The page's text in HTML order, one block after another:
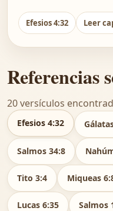
Efesios 4:32 Leer
Referencias
20 versículos
Efesios 4:32
Salmos 34:8
Tito 3:4 Miqueas
Lucas 6:35 Salmos